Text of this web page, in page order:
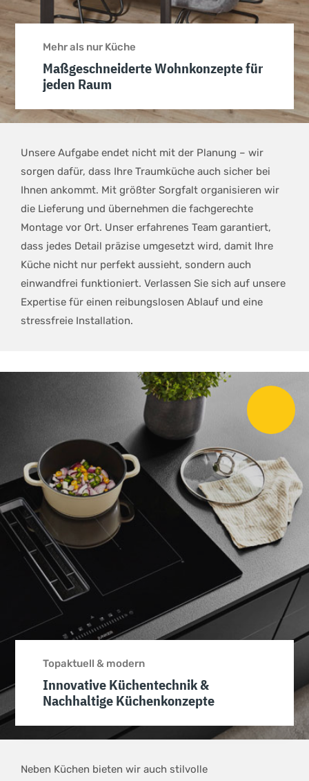
Mehr als nur Küche
Maßgeschneiderte Wohnkonzepte für
jeden Raum
Unsere Aufgabe endet nicht mit der Planung – wir
sorgen dafür, dass Ihre Traumküche auch sicher bei
Ihnen ankommt. Mit größter Sorgfalt organisieren wir
die Lieferung und übernehmen die fachgerechte
Montage vor Ort. Unser erfahrenes Team garantiert,
dass jedes Detail präzise umgesetzt wird, damit Ihre
Küche nicht nur perfekt aussieht, sondern auch
einwandfrei funktioniert. Verlassen Sie sich auf unsere
Expertise für einen reibungslosen Ablauf und eine
stressfreie Installation.
Topaktuell & modern
Innovative Küchentechnik &
Nachhaltige Küchenkonzepte
Neben Küchen bieten wir auch stilvolle